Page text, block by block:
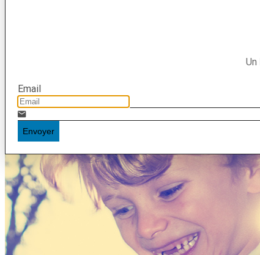
Email
Envoyer